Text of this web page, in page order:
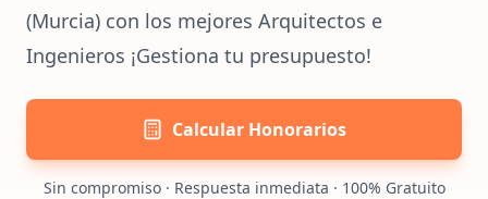
(Murcia) con los mejores Arquitectos e
Ingenieros ¡Gestiona tu presupuesto!
Calcular Honorarios
Sin compromiso · Respuesta inmediata · 100% Gratuito